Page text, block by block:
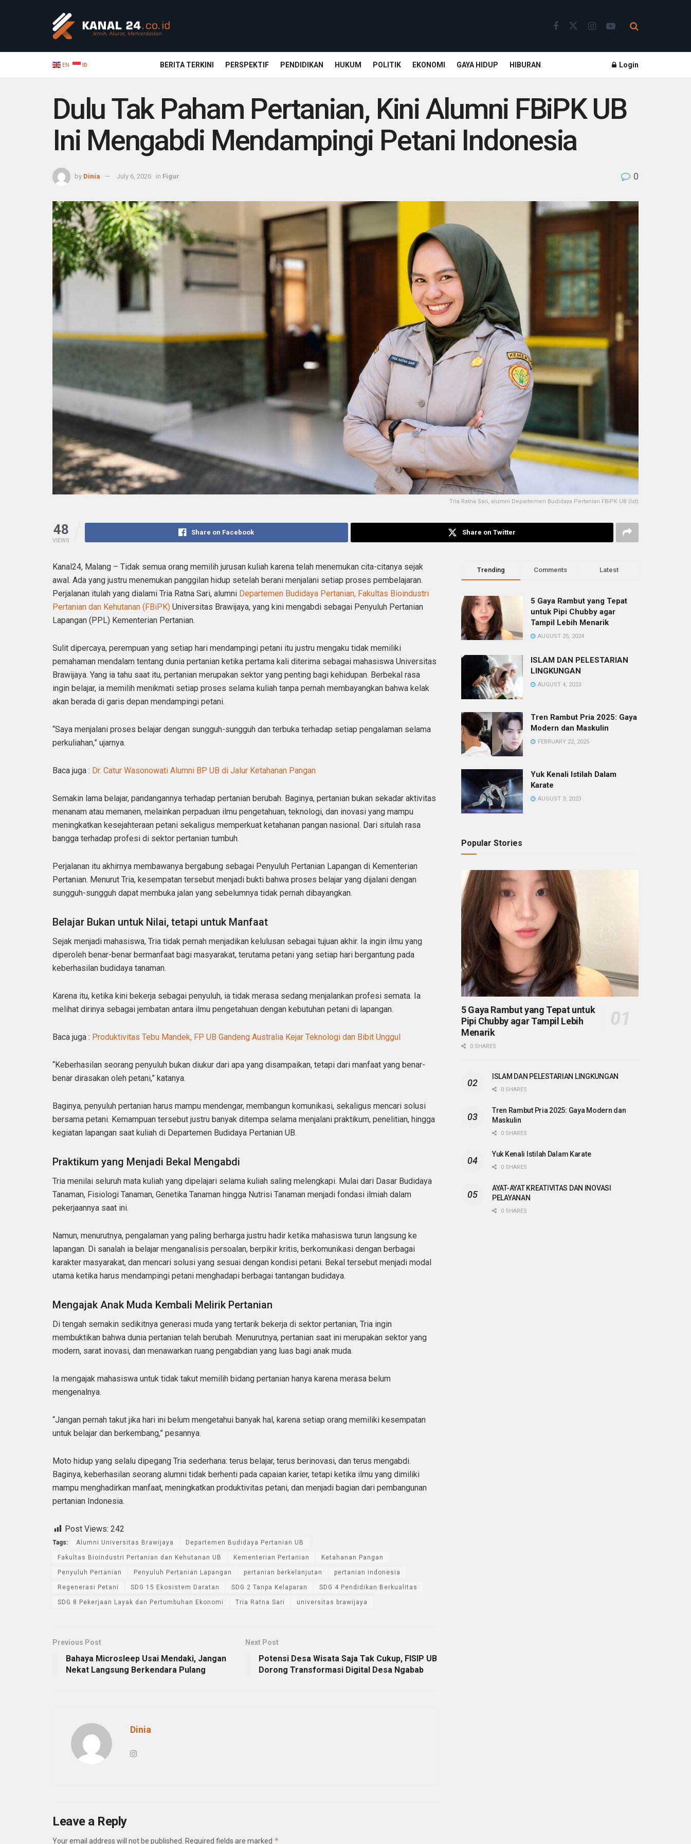
EN ID BERITA TERKINI PERSPEKTIF PENDIDIKAN HUKUM POLITIK EKONOMI GAYA HIDUP HIBURAN Login
Dulu Tak Paham Pertanian, Kini Alumni FBiPK UB
Ini Mengabdi Mendampingi Petani Indonesia
by Dinia July 6, 2026 in Figur 0
Tria Ratna Sari, alumni Departemen Budidaya Pertanian FBiPK UB (Ist)
48
VIEWS
Share on Facebook Share on Twitter
Kanal24, Malang – Tidak semua orang memilih jurusan kuliah karena telah menemukan cita-citanya sejak
awal. Ada yang justru menemukan panggilan hidup setelah berani menjalani setiap proses pembelajaran.
Perjalanan itulah yang dialami Tria Ratna Sari, alumni Departemen Budidaya Pertanian, Fakultas Bioindustri
Pertanian dan Kehutanan (FBiPK) Universitas Brawijaya, yang kini mengabdi sebagai Penyuluh Pertanian
Lapangan (PPL) Kementerian Pertanian.
Sulit dipercaya, perempuan yang setiap hari mendampingi petani itu justru mengaku tidak memiliki
pemahaman mendalam tentang dunia pertanian ketika pertama kali diterima sebagai mahasiswa Universitas
Brawijaya. Yang ia tahu saat itu, pertanian merupakan sektor yang penting bagi kehidupan. Berbekal rasa
ingin belajar, ia memilih menikmati setiap proses selama kuliah tanpa pernah membayangkan bahwa kelak
akan berada di garis depan mendampingi petani.
“Saya menjalani proses belajar dengan sungguh-sungguh dan terbuka terhadap setiap pengalaman selama
perkuliahan,” ujarnya.
Baca juga : Dr. Catur Wasonowati Alumni BP UB di Jalur Ketahanan Pangan
Semakin lama belajar, pandangannya terhadap pertanian berubah. Baginya, pertanian bukan sekadar aktivitas
menanam atau memanen, melainkan perpaduan ilmu pengetahuan, teknologi, dan inovasi yang mampu
meningkatkan kesejahteraan petani sekaligus memperkuat ketahanan pangan nasional. Dari situlah rasa
bangga terhadap profesi di sektor pertanian tumbuh.
Perjalanan itu akhirnya membawanya bergabung sebagai Penyuluh Pertanian Lapangan di Kementerian
Pertanian. Menurut Tria, kesempatan tersebut menjadi bukti bahwa proses belajar yang dijalani dengan
sungguh-sungguh dapat membuka jalan yang sebelumnya tidak pernah dibayangkan.
Belajar Bukan untuk Nilai, tetapi untuk Manfaat
Sejak menjadi mahasiswa, Tria tidak pernah menjadikan kelulusan sebagai tujuan akhir. Ia ingin ilmu yang
diperoleh benar-benar bermanfaat bagi masyarakat, terutama petani yang setiap hari bergantung pada
keberhasilan budidaya tanaman.
Karena itu, ketika kini bekerja sebagai penyuluh, ia tidak merasa sedang menjalankan profesi semata. Ia
melihat dirinya sebagai jembatan antara ilmu pengetahuan dengan kebutuhan petani di lapangan.
Baca juga : Produktivitas Tebu Mandek, FP UB Gandeng Australia Kejar Teknologi dan Bibit Unggul
“Keberhasilan seorang penyuluh bukan diukur dari apa yang disampaikan, tetapi dari manfaat yang benar-
benar dirasakan oleh petani,” katanya.
Baginya, penyuluh pertanian harus mampu mendengar, membangun komunikasi, sekaligus mencari solusi
bersama petani. Kemampuan tersebut justru banyak ditempa selama menjalani praktikum, penelitian, hingga
kegiatan lapangan saat kuliah di Departemen Budidaya Pertanian UB.
Praktikum yang Menjadi Bekal Mengabdi
Tria menilai seluruh mata kuliah yang dipelajari selama kuliah saling melengkapi. Mulai dari Dasar Budidaya
Tanaman, Fisiologi Tanaman, Genetika Tanaman hingga Nutrisi Tanaman menjadi fondasi ilmiah dalam
pekerjaannya saat ini.
Namun, menurutnya, pengalaman yang paling berharga justru hadir ketika mahasiswa turun langsung ke
lapangan. Di sanalah ia belajar menganalisis persoalan, berpikir kritis, berkomunikasi dengan berbagai
karakter masyarakat, dan mencari solusi yang sesuai dengan kondisi petani. Bekal tersebut menjadi modal
utama ketika harus mendampingi petani menghadapi berbagai tantangan budidaya.
Mengajak Anak Muda Kembali Melirik Pertanian
Di tengah semakin sedikitnya generasi muda yang tertarik bekerja di sektor pertanian, Tria ingin
membuktikan bahwa dunia pertanian telah berubah. Menurutnya, pertanian saat ini merupakan sektor yang
modern, sarat inovasi, dan menawarkan ruang pengabdian yang luas bagi anak muda.
Ia mengajak mahasiswa untuk tidak takut memilih bidang pertanian hanya karena merasa belum
mengenalnya.
“Jangan pernah takut jika hari ini belum mengetahui banyak hal, karena setiap orang memiliki kesempatan
untuk belajar dan berkembang,” pesannya.
Moto hidup yang selalu dipegang Tria sederhana: terus belajar, terus berinovasi, dan terus mengabdi.
Baginya, keberhasilan seorang alumni tidak berhenti pada capaian karier, tetapi ketika ilmu yang dimiliki
mampu menghadirkan manfaat, meningkatkan produktivitas petani, dan menjadi bagian dari pembangunan
pertanian Indonesia.
Post Views: 242
Tags: Alumni Universitas Brawijaya Departemen Budidaya Pertanian UB
Fakultas Bioindustri Pertanian dan Kehutanan UB Kementerian Pertanian Ketahanan Pangan
Penyuluh Pertanian Penyuluh Pertanian Lapangan pertanian berkelanjutan pertanian indonesia
Regenerasi Petani SDG 15 Ekosistem Daratan SDG 2 Tanpa Kelaparan SDG 4 Pendidikan Berkualitas
SDG 8 Pekerjaan Layak dan Pertumbuhan Ekonomi Tria Ratna Sari universitas brawijaya
Previous Post
Bahaya Microsleep Usai Mendaki, Jangan
Nekat Langsung Berkendara Pulang
Next Post
Potensi Desa Wisata Saja Tak Cukup, FISIP UB
Dorong Transformasi Digital Desa Ngabab
Dinia
Leave a Reply
Your email address will not be published. Required fields are marked *
Trending Comments Latest
5 Gaya Rambut yang Tepat
untuk Pipi Chubby agar
Tampil Lebih Menarik
AUGUST 25, 2024
ISLAM DAN PELESTARIAN
LINGKUNGAN
AUGUST 4, 2023
Tren Rambut Pria 2025: Gaya
Modern dan Maskulin
FEBRUARY 22, 2025
Yuk Kenali Istilah Dalam
Karate
AUGUST 3, 2023
Popular Stories
5 Gaya Rambut yang Tepat untuk
Pipi Chubby agar Tampil Lebih
Menarik
0 SHARES
ISLAM DAN PELESTARIAN LINGKUNGAN
0 SHARES
Tren Rambut Pria 2025: Gaya Modern dan
Maskulin
0 SHARES
Yuk Kenali Istilah Dalam Karate
0 SHARES
AYAT-AYAT KREATIVITAS DAN INOVASI
PELAYANAN
0 SHARES